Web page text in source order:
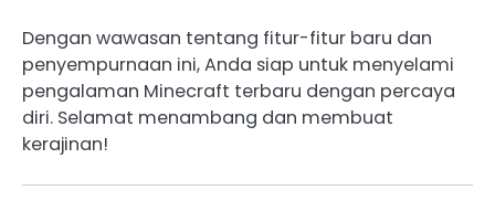
Dengan wawasan tentang fitur-fitur baru dan
penyempurnaan ini, Anda siap untuk menyelami
pengalaman Minecraft terbaru dengan percaya
diri. Selamat menambang dan membuat
kerajinan!